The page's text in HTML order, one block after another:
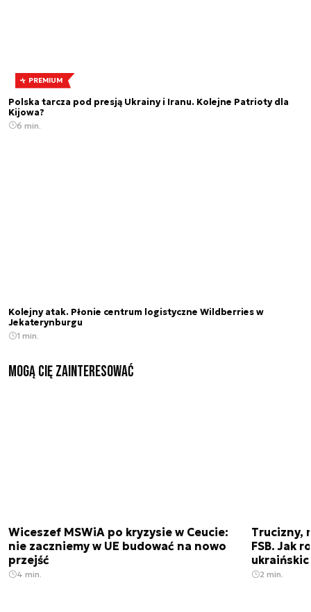
PREMIUM
Polska tarcza pod presją Ukrainy i Iranu. Kolejne Patrioty dla
Kijowa?
6 min.
Kolejny atak. Płonie centrum logistyczne Wildberries w
Jekaterynburgu
1 min.
Mogą Cię zainteresować
Wiceszef MSWiA po kryzysie w Ceucie:
nie zaczniemy w UE budować na nowo
przejść
4 min.
Trucizny,
FSB. Jak
2 min.